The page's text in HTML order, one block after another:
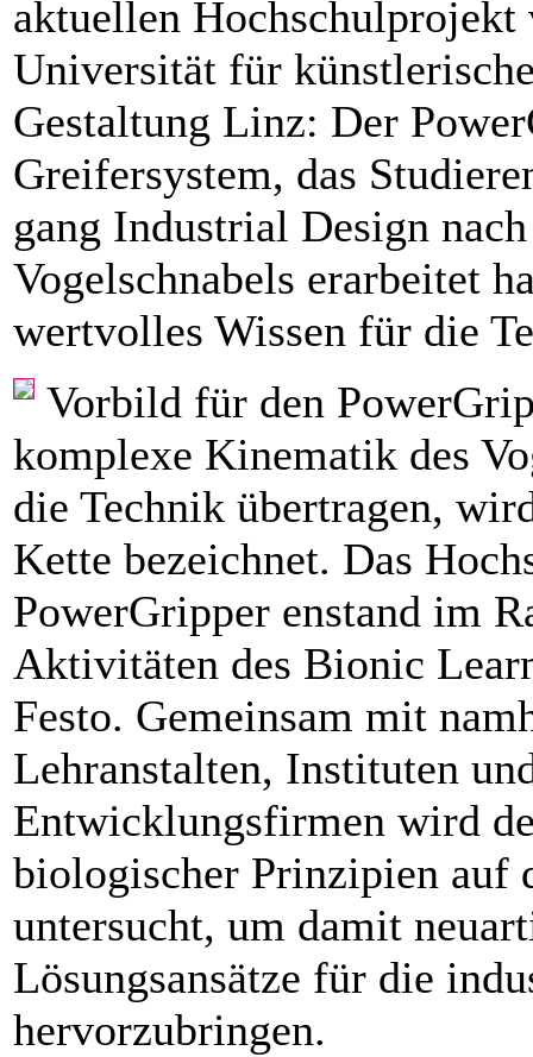
aktuellen Hochschulprojekt
Universität für
Gestaltung Linz: Der
Greifersystem, das
gang Industrial Design
Vogelschnabels ­erarbeitet
wertvolles Wissen für die
Vorbild für den
komplexe Kinematik des
die Technik übertragen,
Kette bezeichnet. Das
PowerGripper enstand im
Aktivitäten des Bionic
Festo. Gemeinsam mit
Lehranstalten, Instituten
Entwicklungsfirmen wird
biologischer Prinzipien auf
untersucht, um damit
Lösungsansätze für die
hervorzubringen.